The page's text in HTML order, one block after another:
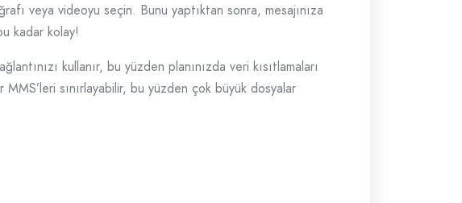
veya videoyu seçin. Bunu yaptıktan sonra, mesajınıza
kadar kolay!
kullanır, bu yüzden planınızda veri kısıtlamaları
sınırlayabilir, bu yüzden çok büyük dosyalar